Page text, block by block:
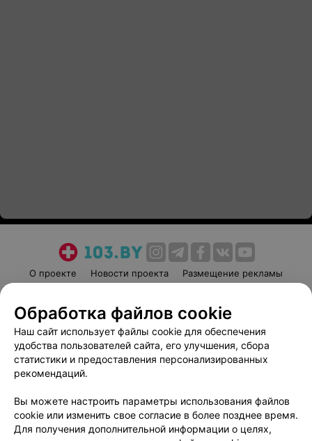
О проекте Новости проекта
Размещение рекламы
Пользовательское соглашение
Способы оплаты
Вакансии
Партнеры
Написать руководителю 103.by
Обработка персональных данных
Обработка файлов cookie
Наш сайт использует файлы cookie для обеспечения
удобства пользователей сайта, его улучшения, сбора
статистики и предоставления персонализированных
рекомендаций.
Вы можете настроить параметры использования файлов
cookie или изменить свое согласие в более позднее время.
Для получения дополнительной информации о целях,